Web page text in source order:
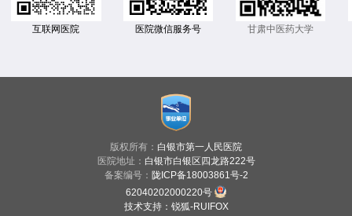
互联网医院 医院微信服务号 甘肃中医药大学
版权所有： 白银市第一人民医院
医院地址： 白银市白银区四龙路222号
备案编号： 陇ICP备18003861号-2
62040202000220号
技术支持： 锐狐-RUIFOX